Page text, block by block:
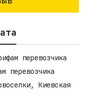
перевозчика
перевозчика
Киевская